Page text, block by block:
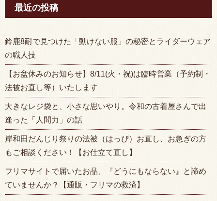
最近の投稿
鈴鹿8耐で見つけた「動けない服」の秘密とライダーウェア
の職人技
【お盆休みのお知らせ】8/11(火・祝)は臨時営業（予約制・
法被お直し等）いたします
大きなレジ袋と、小さな思いやり。令和の古着屋さんで出
逢った「人間力」の話
岸和田だんじり祭りの法被（はっぴ）お直し、お急ぎの方
もご相談ください！【お仕立て直し】
フリマサイトで届いたお品、『どうにもならない』と諦め
ていませんか？【通販・フリマの救済】